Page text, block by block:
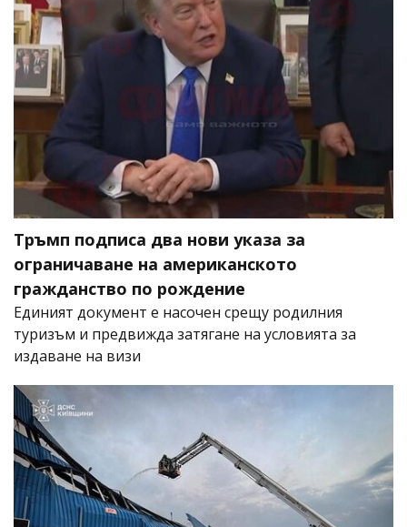
Тръмп подписа два нови указа за
ограничаване на американското
гражданство по рождение
Единият документ е насочен срещу родилния
туризъм и предвижда затягане на условията за
издаване на визи